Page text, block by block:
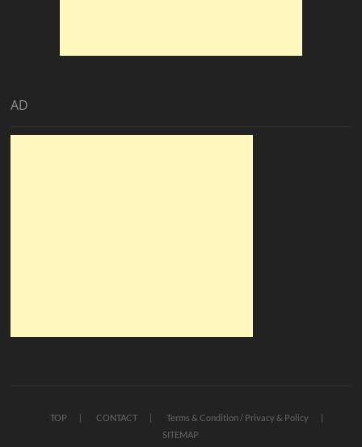
AD
TOP CONTACT
Terms & Condition / Privacy & Policy
SITEMAP